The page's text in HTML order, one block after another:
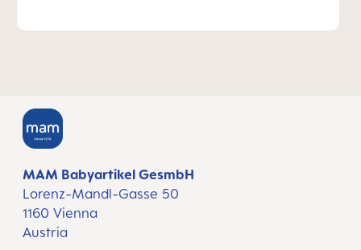
MAM Babyartikel GesmbH
Lorenz-Mandl-Gasse 50
1160 Vienna
Austria